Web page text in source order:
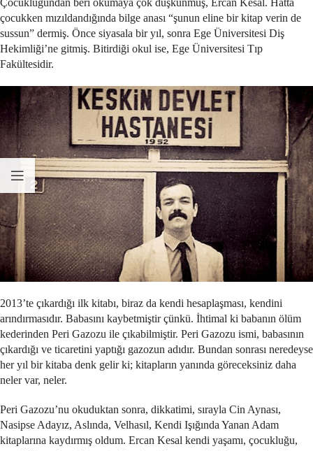
çocukken mızıldandığında bilge anası “şunun eline bir kitap verin de
sussun” dermiş. Önce siyasala bir yıl, sonra Ege Üniversitesi Diş
Hekimliği’ne gitmiş. Bitirdiği okul ise, Ege Üniversitesi Tıp
Fakültesidir.
2013’te çıkardığı ilk kitabı, biraz da kendi hesaplaşması, kendini
arındırmasıdır. Babasını kaybetmiştir çünkü. İhtimal ki babanın ölüm
kederinden Peri Gazozu ile çıkabilmiştir. Peri Gazozu ismi, babasının
çıkardığı ve ticaretini yaptığı gazozun adıdır. Bundan sonrası neredeyse
her yıl bir kitaba denk gelir ki; kitapların yanında göreceksiniz daha
neler var, neler.
Peri Gazozu’nu okuduktan sonra, dikkatimi, sırayla Cin Aynası,
Nasipse Adayız, Aslında, Velhasıl, Kendi Işığında Yanan Adam
kitaplarına kaydırmış oldum. Ercan Kesal kendi yaşamı, çocukluğu,